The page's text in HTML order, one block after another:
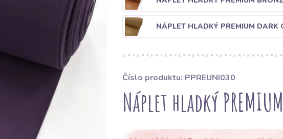
NÁPLET HLADKÝ PREMIUM DARK
Číslo produktu: PPREUNI030
Náplet hladký